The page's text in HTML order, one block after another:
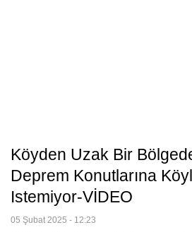
Köyden Uzak Bir
Deprem Konutlarına
Istemiyor-VİDEO
05 Şubat 2025 - 12:23